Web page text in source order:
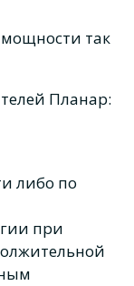
так
Планар:
либо по
при